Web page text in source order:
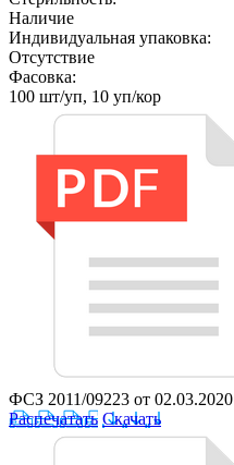
Наличие
Индивидуальная упаковка:
Отсутствие
Фасовка:
100 шт/уп, 10 уп/кор
ФСЗ 2011/09223 от 02.03.2020
Распечатать Скачать